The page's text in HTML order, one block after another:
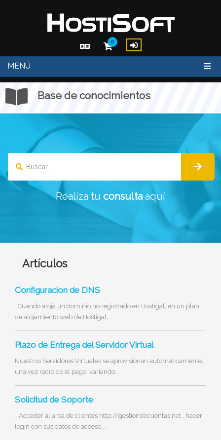
0
MENÚ
Base de conocimientos
Buscar...
Realiza tu consulta aquí
Artículos
Configuracion de DNS
Cuando aloja un dominio no registrado en Hostigal, en un plan
de alojamiento web de Hostigal,...
Plazo de Entrega del Servidor Virtual
Nuestros Servidores Virtuales se aprovisionan automaticamente,
una vez recibido el pago, variando...
Solicitud de Soporte
- Acceder al area de clientes http://gestiondecuentas.net , hacer
login con sus datos de acceso,...